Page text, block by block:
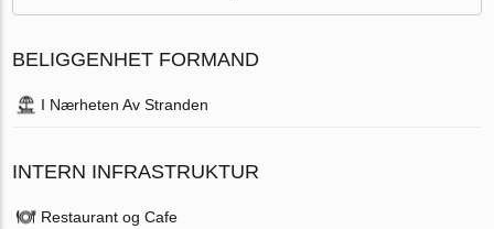
BELIGGENHET FORMAND
I Nærheten Av Stranden
INTERN INFRASTRUKTUR
Restaurant og Cafe